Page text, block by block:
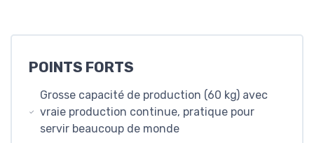
POINTS FORTS
Grosse capacité de production (60 kg) avec
vraie production continue, pratique pour
servir beaucoup de monde